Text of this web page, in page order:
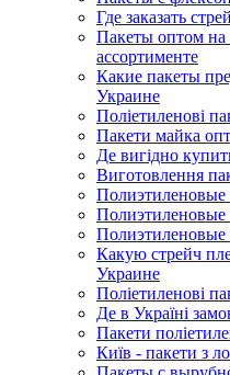
Где заказать
Пакеты оптом на
ассортименте
Какие пакеты
Украине
Поліетиленові
Пакети майка опт
Де вигідно
Виготовлення
Какую стрейч
Украине
Поліетиленові
Де в Україні
Пакети
Київ - пакети з